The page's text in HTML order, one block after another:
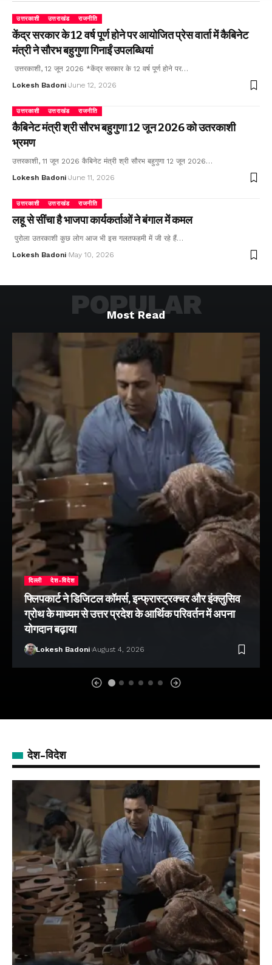
उत्तरकाशी उत्तराखंड राजनीति
केंद्र सरकार के 12 वर्ष पूर्ण होने पर आयोजित प्रेस वार्ता में कैबिनेट
मंत्री ने सौरभ बहुगुणा गिनाईं उपलब्धियां
उत्तरकाशी, 12 जून 2026 *केंद्र सरकार के 12 वर्ष पूर्ण होने पर…
Lokesh Badoni June 12, 2026
उत्तरकाशी उत्तराखंड राजनीति
कैबिनेट मंत्री श्री सौरभ बहुगुणा 12 जून 2026 को उतरकाशी
भ्रमण
उत्तरकाशी, 11 जून 2026 कैबिनेट मंत्री श्री सौरभ बहुगुणा 12 जून 2026…
Lokesh Badoni June 11, 2026
उत्तरकाशी उत्तराखंड राजनीति
लहू से सींचा है भाजपा कार्यकर्ताओं ने बंगाल में कमल
पुरोला उतरकाशी कुछ लोग आज भी इस गलतफहमी में जी रहे हैं…
Lokesh Badoni May 10, 2026
Most Read
POPULAR
दिल्ली देश-विदेश
फ्लिपकार्ट ने डिजिटल कॉमर्स, इन्फ्रास्ट्रक्चर और इंक्लुसिव
ग्रोथ के माध्यम से उत्तर प्रदेश के आर्थिक परिवर्तन में अपना
योगदान बढ़ाया
Lokesh Badoni August 4, 2026
देश-विदेश